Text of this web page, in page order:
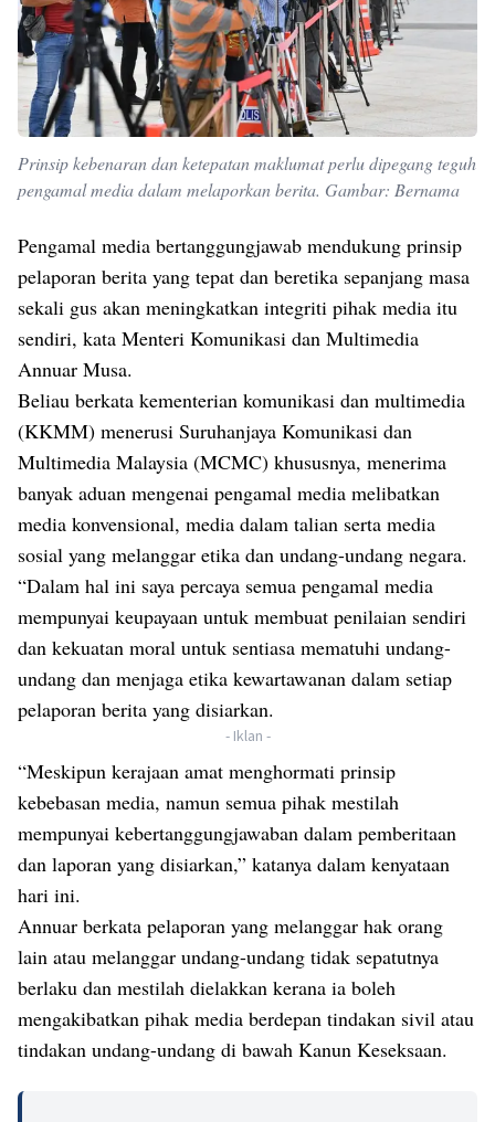
Prinsip kebenaran dan ketepatan maklumat perlu dipegang teguh
pengamal media dalam melaporkan berita. Gambar: Bernama
Pengamal media bertanggungjawab mendukung prinsip
pelaporan berita yang tepat dan beretika sepanjang masa
sekali gus akan meningkatkan integriti pihak media itu
sendiri, kata Menteri Komunikasi dan Multimedia
Annuar Musa.
Beliau berkata kementerian komunikasi dan multimedia
(KKMM) menerusi Suruhanjaya Komunikasi dan
Multimedia Malaysia (MCMC) khususnya, menerima
banyak aduan mengenai pengamal media melibatkan
media konvensional, media dalam talian serta media
sosial yang melanggar etika dan undang-undang negara.
“Dalam hal ini saya percaya semua pengamal media
mempunyai keupayaan untuk membuat penilaian sendiri
dan kekuatan moral untuk sentiasa mematuhi undang-
undang dan menjaga etika kewartawanan dalam setiap
pelaporan berita yang disiarkan.
- Iklan -
“Meskipun kerajaan amat menghormati prinsip
kebebasan media, namun semua pihak mestilah
mempunyai kebertanggungjawaban dalam pemberitaan
dan laporan yang disiarkan,” katanya dalam kenyataan
hari ini.
Annuar berkata pelaporan yang melanggar hak orang
lain atau melanggar undang-undang tidak sepatutnya
berlaku dan mestilah dielakkan kerana ia boleh
mengakibatkan pihak media berdepan tindakan sivil atau
tindakan undang-undang di bawah Kanun Keseksaan.